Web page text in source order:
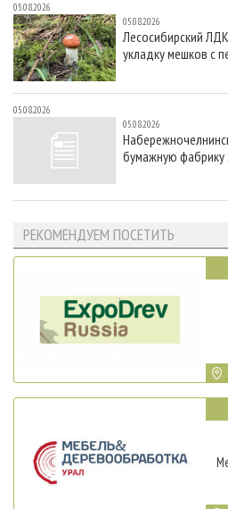
05.08.2026
05.08.2026
Лесосибирский
укладку мешков с
05.08.2026
05.08.2026
бумажную фабрику
РЕКОМЕНДУЕМ ПОСЕТИТЬ